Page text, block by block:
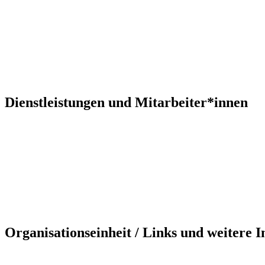
Dienstleistungen und Mitarbeiter*innen
Organisationseinheit / Links und weitere